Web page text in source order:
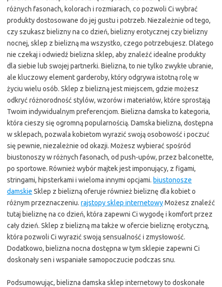
różnych fasonach, kolorach i rozmiarach, co pozwoli Ci wybrać
produkty dostosowane do jej gustu i potrzeb. Niezależnie od tego,
czy szukasz bielizny na co dzień, bielizny erotycznej czy bielizny
nocnej, sklep z bielizną ma wszystko, czego potrzebujesz. Dlatego
nie czekaj i odwiedź bielizna sklep, aby znaleźć idealne produkty
dla siebie lub swojej partnerki. Bielizna, to nie tylko zwykłe ubranie,
ale kluczowy element garderoby, który odgrywa istotną rolę w
życiu wielu osób. Sklep z bielizną jest miejscem, gdzie możesz
odkryć różnorodność stylów, wzorów i materiałów, które sprostają
Twoim indywidualnym preferencjom. Bielizna damska to kategoria,
która cieszy się ogromną popularnością. Damska bielizna, dostępna
w sklepach, pozwala kobietom wyrazić swoją osobowość i poczuć
się pewnie, niezależnie od okazji. Możesz wybierać spośród
biustonoszy w różnych fasonach, od push-upów, przez balconette,
po sportowe. Również wybór majtek jest imponujący, z figami,
stringami, hipsterkami i wieloma innymi opcjami. biustonosze
damskie Sklep z bielizną oferuje również bieliznę dla kobiet o
różnym przeznaczeniu. rajstopy sklep internetowyMożesz znaleźć
tutaj bieliznę na co dzień, która zapewni Ci wygodę i komfort przez
cały dzień. Sklep z bielizną ma także w ofercie bieliznę erotyczną,
która pozwoli Ci wyrazić swoją sensualność i zmysłowość.
Dodatkowo, bielizna nocna dostępna w tym sklepie zapewni Ci
doskonały sen i wspaniałe samopoczucie podczas snu.
Podsumowując, bielizna damska sklep internetowy to doskonałe